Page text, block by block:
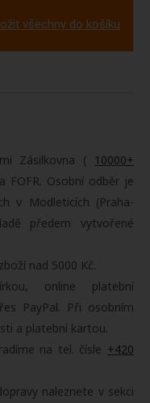
všechny do košíku
Zásilkovna (
10000+
FOFR. Osobní odběr je
v Modleticích (Praha-
předem vytvořené
nad 5000 Kč.
online platební
PayPal. Při osobním
a platební kartou.
na tel. čísle +420
naleznete v sekci